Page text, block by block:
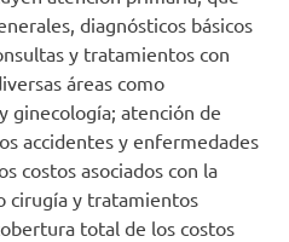
diagnósticos básicos
y tratamientos con
áreas como
ginecología; atención de
accidentes y enfermedades
costos asociados con la
cirugía y tratamientos
total de los costos